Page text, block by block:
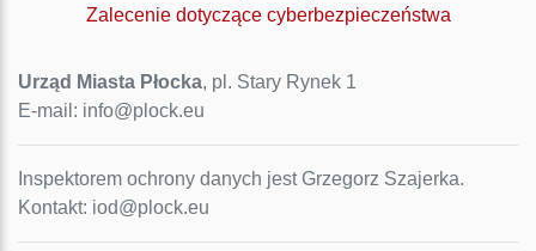
Zalecenie dotyczące cyberbezpieczeństwa
Urząd Miasta Płocka, pl. Stary Rynek 1
E-mail: info@plock.eu
Inspektorem ochrony danych jest Grzegorz Szajerka.
Kontakt: iod@plock.eu